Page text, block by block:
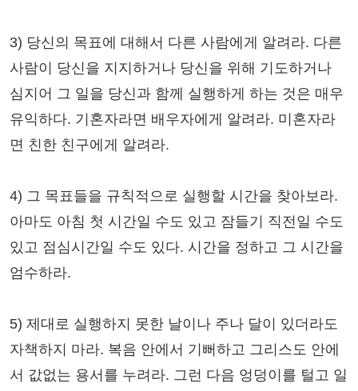
3) 당신의 목표에 대해서 다른 사람에게 알려라. 다른
사람이 당신을 지지하거나 당신을 위해 기도하거나
심지어 그 일을 당신과 함께 실행하게 하는 것은 매우
유익하다. 기혼자라면 배우자에게 알려라. 미혼자라
면 친한 친구에게 알려라.
4) 그 목표들을 규칙적으로 실행할 시간을 찾아보라.
아마도 아침 첫 시간일 수도 있고 잠들기 직전일 수도
있고 점심시간일 수도 있다. 시간을 정하고 그 시간을
엄수하라.
5) 제대로 실행하지 못한 날이나 주나 달이 있더라도
자책하지 마라. 복음 안에서 기뻐하고 그리스도 안에
서 값없는 용서를 누려라. 그런 다음 엉덩이를 털고 일